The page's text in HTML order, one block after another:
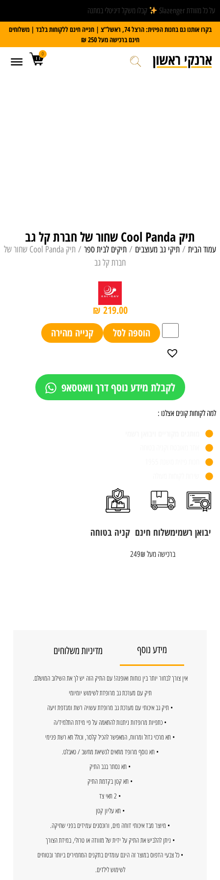
על כל מזוודת Slazenger
קבלו משקל דיגיטלי במתנה
בקרו אותנו גם בחנות הפיזית: הרצל 74, ראשל”צ | חנייה חינם ללקוחות בלבד | משלוחים
חינם ברכישה מעל 250 ₪
0
תיק Cool Panda שחור של חברת קל גב
עמוד הבית / תיקי גב מעוצבים / תיקים לבית ספר
/ תיק Cool Panda שחור של
חברת קל גב
₪ 219.00
הוספה לסל
קנייה מהירה
לקבלת מידע נוסף דרך וואטסאפ
למה לקוחות קונים אצלנו :
יבואן רשמימשלוח חינם
ברכישה מעל 249₪
קניה בטוחה
מידע נוסף מדיניות משלוחים
אין צורך לבחור יותר בין נוחות ואופנה! עם התיק הזה יש לך את השילוב המושלם.
תיק עם מערכת גב מרופדת לשימוש יומיומי
• תיק גב איכותי עם מערכת גב מרופדת עשויה רשת ומנדפת זיעה
• כתפיות מרופדות ניתנות להתאמה על פי מידת התלמיד/ה
• תא מרכזי גדול ומרווח, המאפשר להכיל קלסר, וכולל תא רשת פנימי
• תא נוסף מרופד מתאים לנשיאת מחשב / טאבלט.
• תא נסתר בגב התיק
• תא קטן בקדמת התיק
• 2 תאי צד
• תא עליון קטן
• מיוצר מבד איכותי דוחה מים, ורוכסנים עמידים בפני שחיקה.
• ניתן להלביש את התיק על ידית של מזוודה או טרולי, במידת הצורך
• כל צבעי הדפוס במוצר זה הינם עומדים בתקנים המחמירים ביותר ובטוחים
לשימוש לילדים.